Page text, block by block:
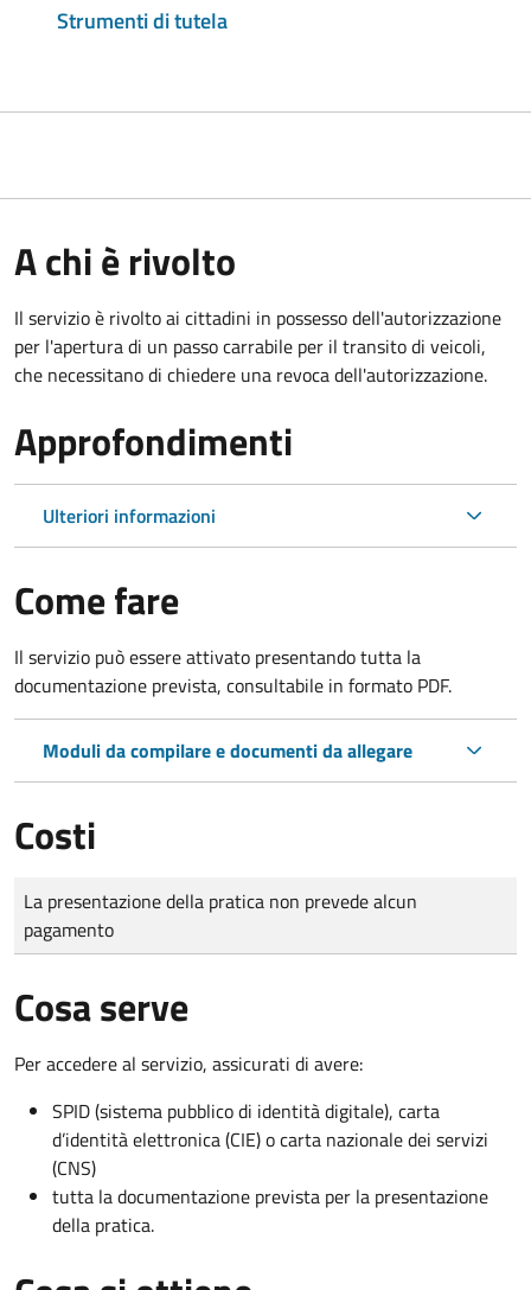
Strumenti di tutela
A chi è rivolto
Il servizio è rivolto ai cittadini in possesso dell'autorizzazione
per l'apertura di un passo carrabile per il transito di veicoli,
che necessitano di chiedere una revoca dell'autorizzazione.
Approfondimenti
Ulteriori informazioni
Come fare
Il servizio può essere attivato presentando tutta la
documentazione prevista, consultabile in formato PDF.
Moduli da compilare e documenti da allegare
Costi
Tipo di pagamento
Importo
La presentazione della pratica non prevede alcun
pagamento
Cosa serve
Per accedere al servizio, assicurati di avere:
SPID (sistema pubblico di identità digitale), carta
d’identità elettronica (CIE) o carta nazionale dei servizi
(CNS)
tutta la documentazione prevista per la presentazione
della pratica.